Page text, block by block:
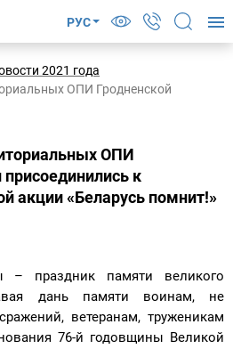
РУС
2021 года
ОПИ Гродненской
ОПИ
присоединились к
акции «Беларусь помнит!»
– праздник памяти великого
дань памяти воинам, не
ветеранам, труженикам
76-й годовщины Великой